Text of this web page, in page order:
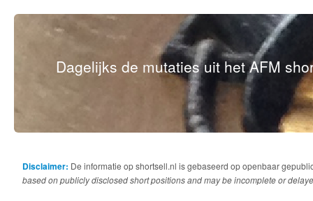
Dagelijks de mutaties uit het AFM
Disclaimer: De informatie op shortsell.nl is gebaseerd op openbaar
based on publicly disclosed short positions and may be incomplete or